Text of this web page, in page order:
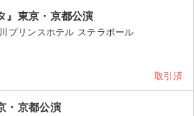
』東京・京都公演
リンスホテル ステラボール
取引済
・京都公演